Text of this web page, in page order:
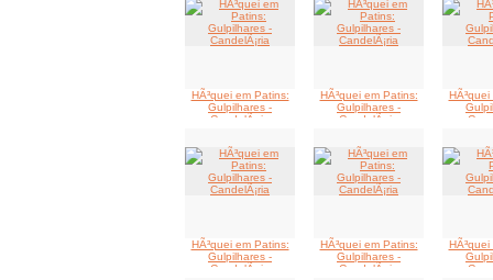
HÃ³quei em Patins:
Gulpilhares -
CandelÃ¡ria
HÃ³quei em Patins:
Gulpilhares -
CandelÃ¡ria
HÃ³quei em Patins:
Gulpilhares -
CandelÃ¡ria
HÃ³quei em Patins:
Gulpilhares -
CandelÃ¡ria